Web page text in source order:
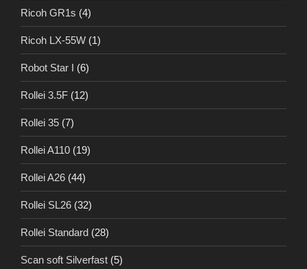
Ricoh GR1s (4)
Ricoh LX-55W (1)
Robot Star I (6)
Rollei 3.5F (12)
Rollei 35 (7)
Rollei A110 (19)
Rollei A26 (44)
Rollei SL26 (32)
Rollei Standard (28)
Scan soft Silverfast (5)